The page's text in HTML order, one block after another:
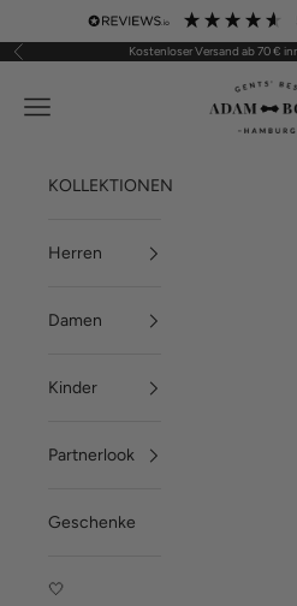
Zum Inhalt springen
Zurück Kostenloser Versand ab 70 €
ADAM
Menü
KOLLEKTIONEN
Herren
Damen
Kinder
Partnerlook
Geschenke
🤍